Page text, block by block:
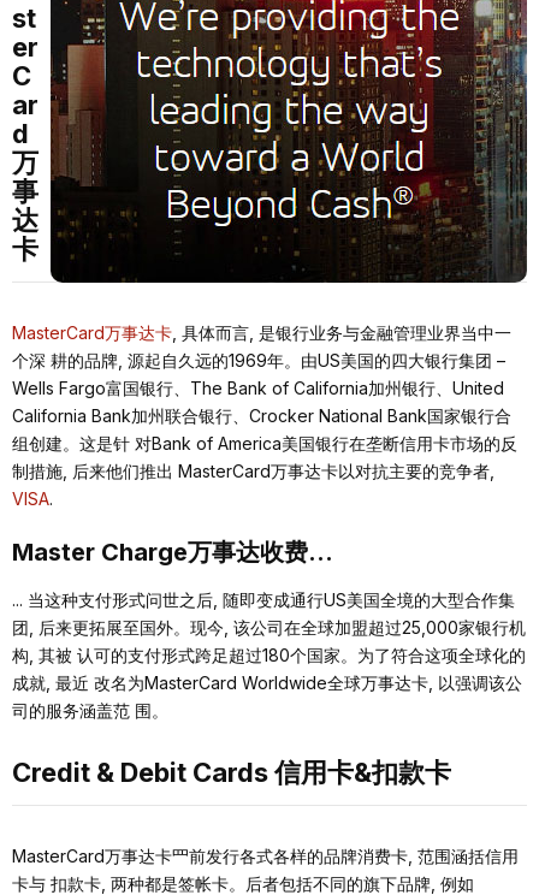
st
er
C
ar
d
万
事
达
卡
MasterCard万事达卡 , 具体⽽⾔, 是银⾏业务与⾦融管理业界当中⼀
个深 耕的品牌, 源起⾃久远的1969年。由US美国的四⼤银⾏集团 –
Wells Fargo富国银⾏、The Bank of California加州银⾏、United
California Bank加州联合银⾏、Crocker National Bank国家银⾏合
组创建。这是针 对Bank of America美国银⾏在垄断信⽤卡市场的反
制措施, 后来他们推出 MasterCard万事达卡以对抗主要的竞争者,
VISA.
Master Charge万事达收费...
... 当这种⽀付形式问世之后, 随即变成通⾏US美国全境的⼤型合作集
团, 后来更拓展⾄国外。现今, 该公司在全球加盟超过25,000家银⾏机
构, 其被 认可的⽀付形式跨⾜超过180个国家。为了符合这项全球化的
成就, 最近 改名为MasterCard Worldwide全球万事达卡, 以强调该公
司的服务涵盖范 围。
Credit & Debit Cards 信⽤卡&扣款卡
MasterCard万事达卡⺫前发⾏各式各样的品牌消费卡, 范围涵括信⽤
卡与 扣款卡, 两种都是签帐卡。后者包括不同的旗下品牌, 例如